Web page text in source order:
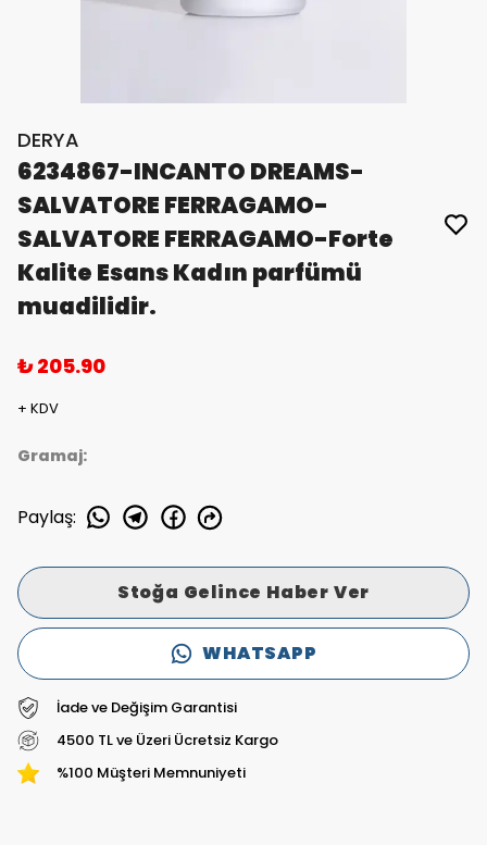
DERYA
6234867-INCANTO DREAMS-
SALVATORE FERRAGAMO-
SALVATORE FERRAGAMO-Forte
Kalite Esans Kadın parfümü
muadilidir.
₺ 205.90
+ KDV
Gramaj:
Paylaş:
Stoğa Gelince Haber Ver
WHATSAPP
İade ve Değişim Garantisi
4500 TL ve Üzeri Ücretsiz Kargo
%100 Müşteri Memnuniyeti